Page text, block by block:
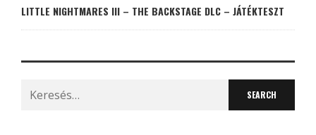
LITTLE NIGHTMARES III – THE BACKSTAGE DLC – JÁTÉKTESZT
Search
for: